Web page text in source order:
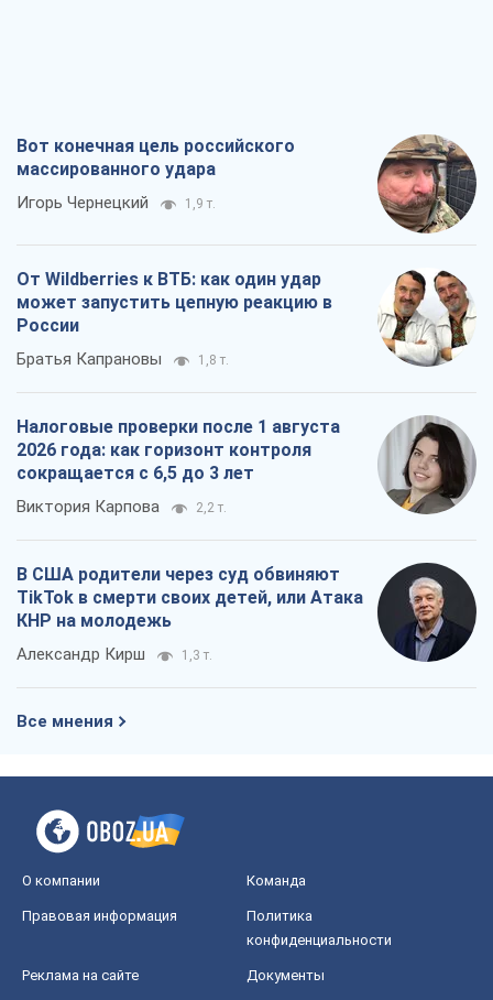
Вот конечная цель российского
массированного удара
Игорь Чернецкий 1,9 т.
От Wildberries к ВТБ: как один удар
может запустить цепную реакцию в
России
Братья Капрановы 1,8 т.
Налоговые проверки после 1 августа
2026 года: как горизонт контроля
сокращается с 6,5 до 3 лет
Виктория Карпова 2,2 т.
В США родители через суд обвиняют
TikTok в смерти своих детей, или Атака
КНР на молодежь
Александр Кирш 1,3 т.
Все мнения
О компании Команда
Правовая информация
Политика
конфиденциальности
Реклама на сайте Документы